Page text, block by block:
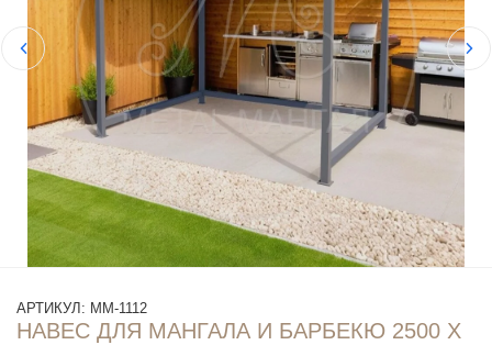
АРТИКУЛ: ММ-1112
НАВЕС ДЛЯ МАНГАЛА И БАРБЕКЮ 2500 Х